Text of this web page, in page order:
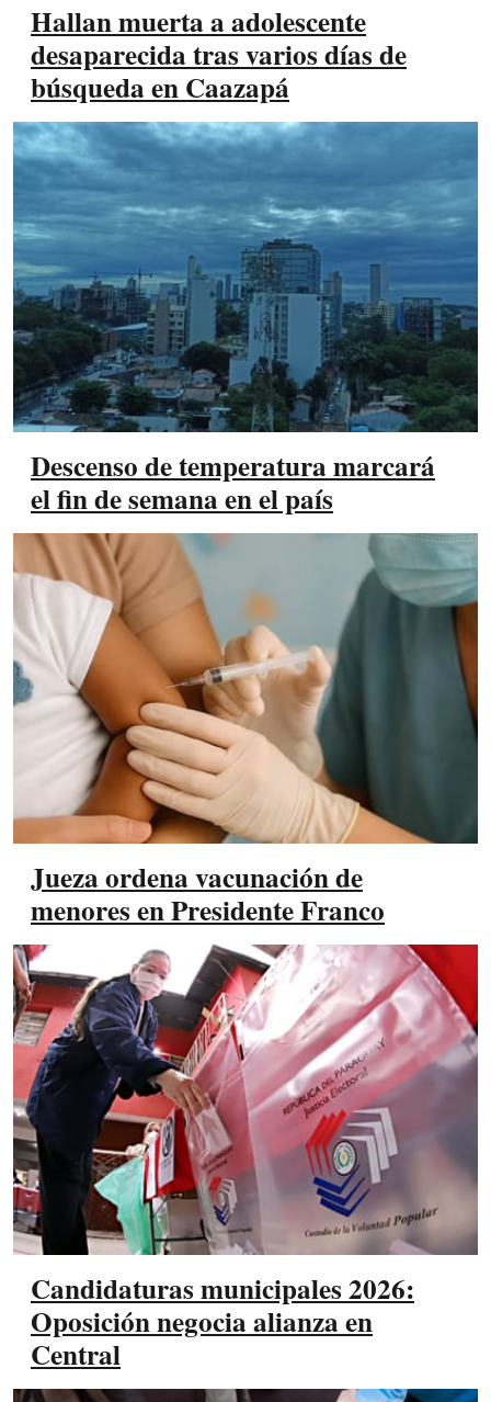
Hallan muerta a adolescente
desaparecida tras varios días de
búsqueda en Caazapá
Descenso de temperatura marcará
el fin de semana en el país
Jueza ordena vacunación de
menores en Presidente Franco
Candidaturas municipales 2026:
Oposición negocia alianza en
Central